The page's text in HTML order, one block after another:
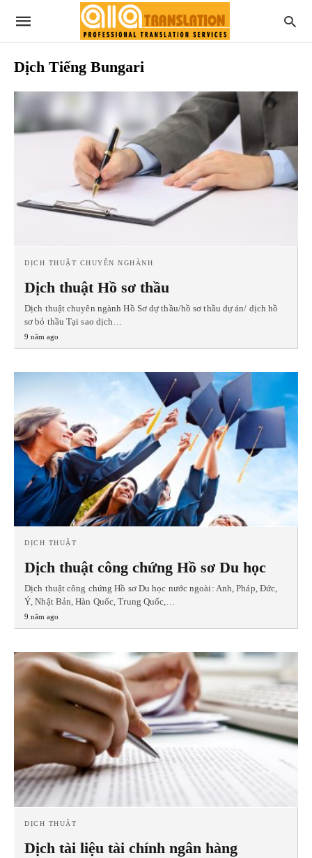
Dịch Tiếng Bungari
DỊCH THUẬT CHUYÊN NGHÀNH
Dịch thuật Hồ sơ thầu
Dịch thuật chuyên ngành Hồ Sơ dự thầu/hồ sơ thầu dự án/ dịch hồ
sơ bỏ thầu Tại sao dịch…
9 năm ago
DỊCH THUẬT
Dịch thuật công chứng Hồ sơ Du học
Dịch thuật công chứng Hồ sơ Du học nước ngoài: Anh, Pháp, Đức,
Ý, Nhật Bản, Hàn Quốc, Trung Quốc,…
9 năm ago
DỊCH THUẬT
Dịch tài liệu tài chính ngân hàng